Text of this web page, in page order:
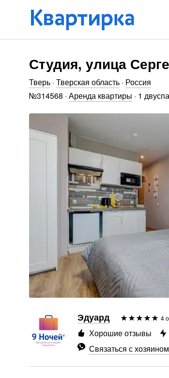
Студия, улица
Тверь · Тверская область · Россия
№314568 · Аренда квартиры · 1
Эдуард 4
Связаться с хозяином
Хорошие отзывы